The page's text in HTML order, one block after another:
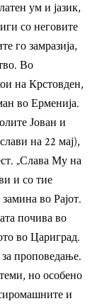
ум и јазик,
со неговите
го замразија,
Во
на Крстовден,
во Ерменија.
Јован и
на 22 мај),
„Слава Му на
и со тие
во Рајот.
почива во
во Цариград.
проповедање.
но особено
и